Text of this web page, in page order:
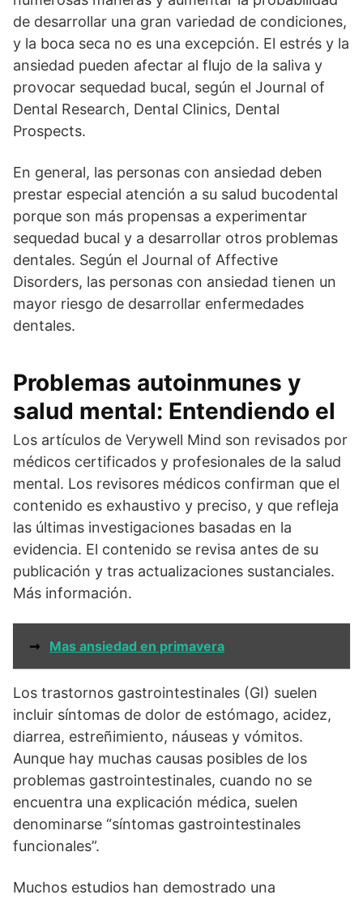
de desarrollar una gran variedad de condiciones,
y la boca seca no es una excepción. El estrés y la
ansiedad pueden afectar al flujo de la saliva y
provocar sequedad bucal, según el Journal of
Dental Research, Dental Clinics, Dental
Prospects.
En general, las personas con ansiedad deben
prestar especial atención a su salud bucodental
porque son más propensas a experimentar
sequedad bucal y a desarrollar otros problemas
dentales. Según el Journal of Affective
Disorders, las personas con ansiedad tienen un
mayor riesgo de desarrollar enfermedades
dentales.
Problemas autoinmunes y
salud mental: Entendiendo el
Los artículos de Verywell Mind son revisados por
médicos certificados y profesionales de la salud
mental. Los revisores médicos confirman que el
contenido es exhaustivo y preciso, y que refleja
las últimas investigaciones basadas en la
evidencia. El contenido se revisa antes de su
publicación y tras actualizaciones sustanciales.
Más información.
➞ Mas ansiedad en primavera
Los trastornos gastrointestinales (GI) suelen
incluir síntomas de dolor de estómago, acidez,
diarrea, estreñimiento, náuseas y vómitos.
Aunque hay muchas causas posibles de los
problemas gastrointestinales, cuando no se
encuentra una explicación médica, suelen
denominarse “síntomas gastrointestinales
funcionales”.
Muchos estudios han demostrado una